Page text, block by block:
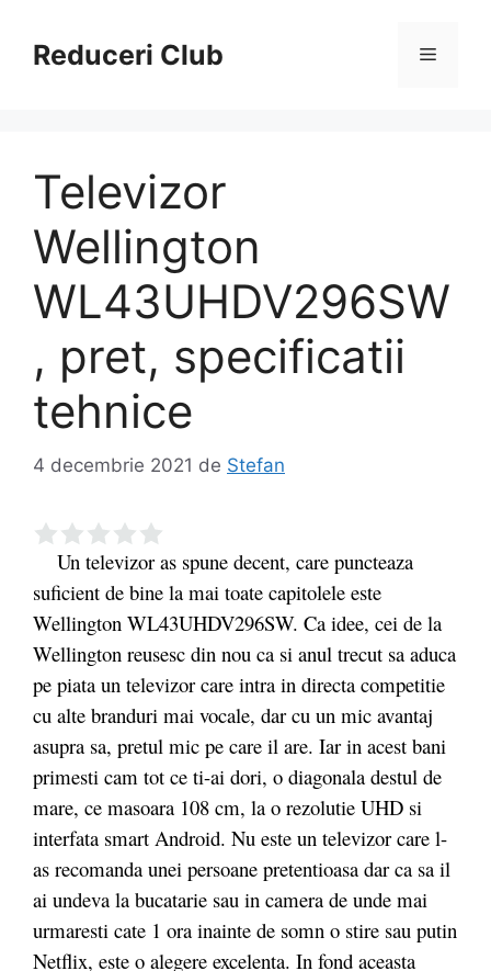
conținutReduceri Club Meniu
Televizor
Wellington
WL43UHDV296SW
, pret, specificatii
tehnice
4 decembrie 2021 de Stefan
Un televizor as spune decent, care puncteaza
suficient de bine la mai toate capitolele este
Wellington WL43UHDV296SW. Ca idee, cei de la
Wellington reusesc din nou ca si anul trecut sa aduca
pe piata un televizor care intra in directa competitie
cu alte branduri mai vocale, dar cu un mic avantaj
asupra sa, pretul mic pe care il are. Iar in acest bani
primesti cam tot ce ti-ai dori, o diagonala destul de
mare, ce masoara 108 cm, la o rezolutie UHD si
interfata smart Android. Nu este un televizor care l-
as recomanda unei persoane pretentioasa dar ca sa il
ai undeva la bucatarie sau in camera de unde mai
urmaresti cate 1 ora inainte de somn o stire sau putin
Netflix, este o alegere excelenta. In fond aceasta